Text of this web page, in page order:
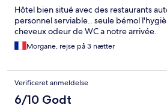
Hôtel bien situé avec des restaurants
personnel serviable.. seule bémol
cheveux odeur de WC a notre arrivée.
Morgane, rejse på 3 nætter
Verificeret anmeldelse
6/10 Godt